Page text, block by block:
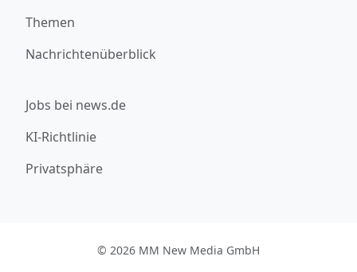
Themen
Nachrichtenüberblick
Jobs bei news.de
KI-Richtlinie
Privatsphäre
© 2026 MM New Media GmbH